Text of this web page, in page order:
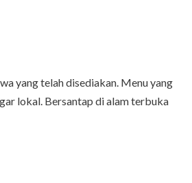
yang telah disediakan. Menu yang
lokal. Bersantap di alam terbuka